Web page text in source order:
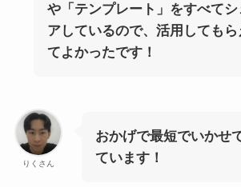
や「テンプレート」をすべてシ
アしているので、活用してもら
てよかったです！
りくさん
おかげで最短でいかせ
ています！